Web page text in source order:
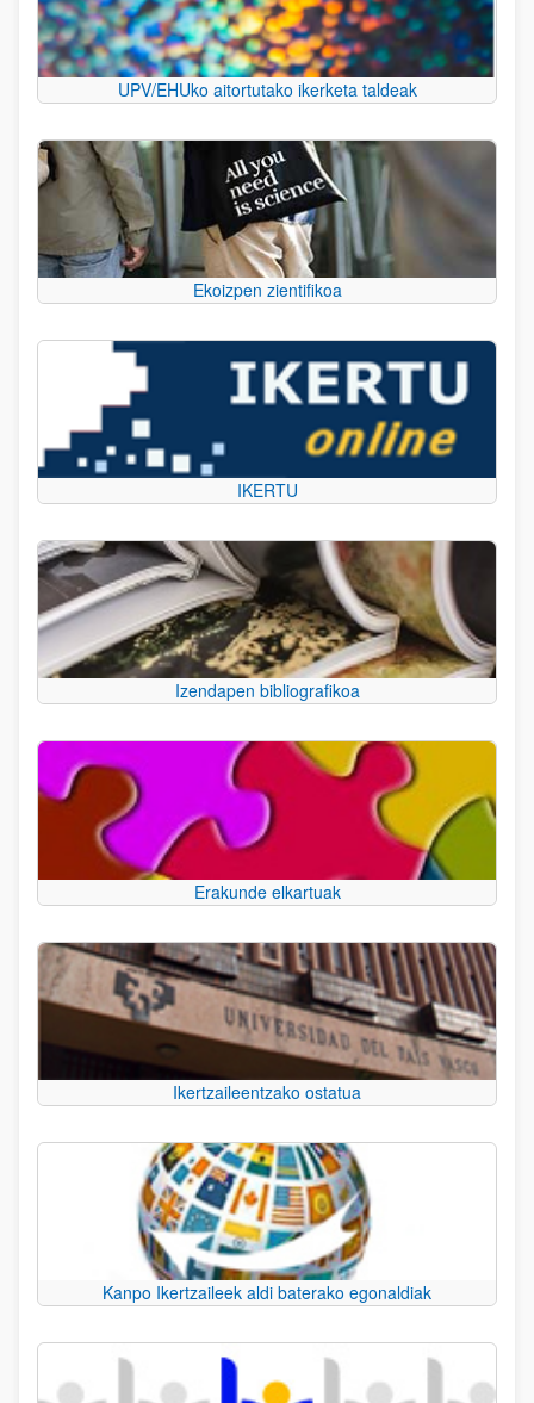
UPV/EHUko aitortutako ikerketa taldeak
Ekoizpen zientifikoa
IKERTU
Izendapen bibliografikoa
Erakunde elkartuak
Ikertzaileentzako ostatua
Kanpo Ikertzaileek aldi baterako egonaldiak